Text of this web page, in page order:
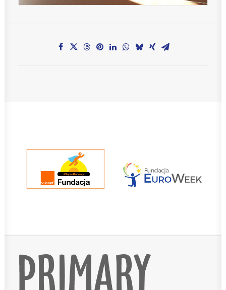
Internetowy sekretariat